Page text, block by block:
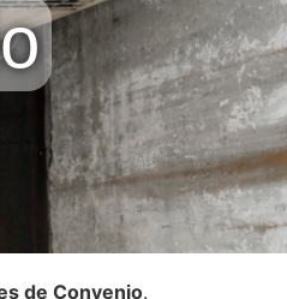
de Convenio.